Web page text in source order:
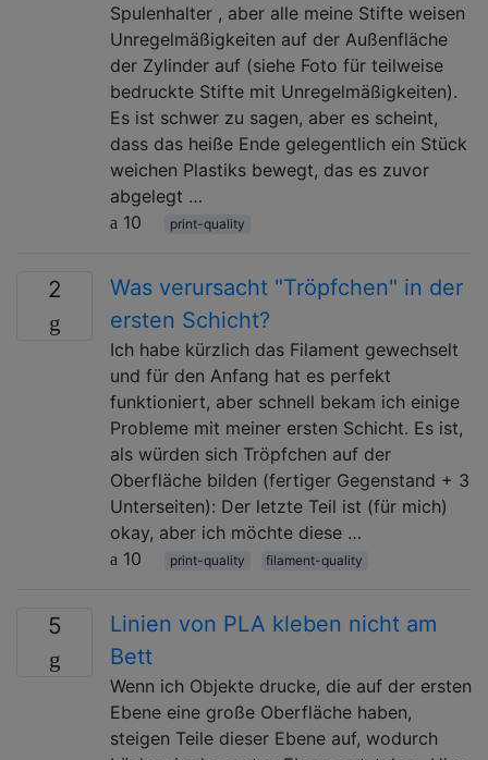
Spulenhalter , aber alle meine Stifte weisen
Unregelmäßigkeiten auf der Außenfläche
der Zylinder auf (siehe Foto für teilweise
bedruckte Stifte mit Unregelmäßigkeiten).
Es ist schwer zu sagen, aber es scheint,
dass das heiße Ende gelegentlich ein Stück
weichen Plastiks bewegt, das es zuvor
abgelegt …
10
print-quality
2
Was verursacht "Tröpfchen" in der
ersten Schicht?
Ich habe kürzlich das Filament gewechselt
und für den Anfang hat es perfekt
funktioniert, aber schnell bekam ich einige
Probleme mit meiner ersten Schicht. Es ist,
als würden sich Tröpfchen auf der
Oberfläche bilden (fertiger Gegenstand + 3
Unterseiten): Der letzte Teil ist (für mich)
okay, aber ich möchte diese …
10
print-quality filament-quality
5
Linien von PLA kleben nicht am
Bett
Wenn ich Objekte drucke, die auf der ersten
Ebene eine große Oberfläche haben,
steigen Teile dieser Ebene auf, wodurch